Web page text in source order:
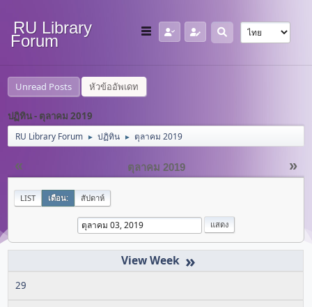
RU Library
Forum
Unread Posts หัวข้ออัพเดท
ปฏิทิน - ตุลาคม 2019
RU Library Forum ► ปฏิทิน ► ตุลาคม 2019
« »
ตุลาคม 2019
LIST เดือน: สัปดาห์
»
29